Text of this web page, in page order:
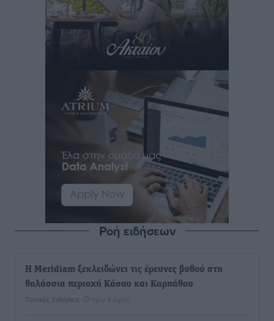
Ροή ειδήσεων
Η Meridiam ξεκλειδώνει τις έρευνες βυθού στη
θαλάσσια περιοχή Κάσου και Καρπάθου
Τοπικές Ειδήσεις πριν 4 ώρες